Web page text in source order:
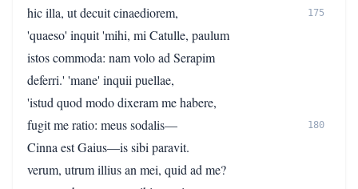
hic illa, ut decuit cinaediorem,
175
'quaeso' inquit 'mihi, mi Catulle, paulum
istos commoda: nam volo ad Serapim
deferri.' 'mane' inquii puellae,
'istud quod modo dixeram me habere,
fugit me ratio: meus sodalis—
180
Cinna est Gaius—is sibi paravit.
verum, utrum illius an mei, quid ad me?